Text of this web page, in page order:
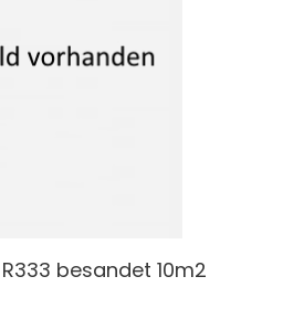
R333 besandet 10m2